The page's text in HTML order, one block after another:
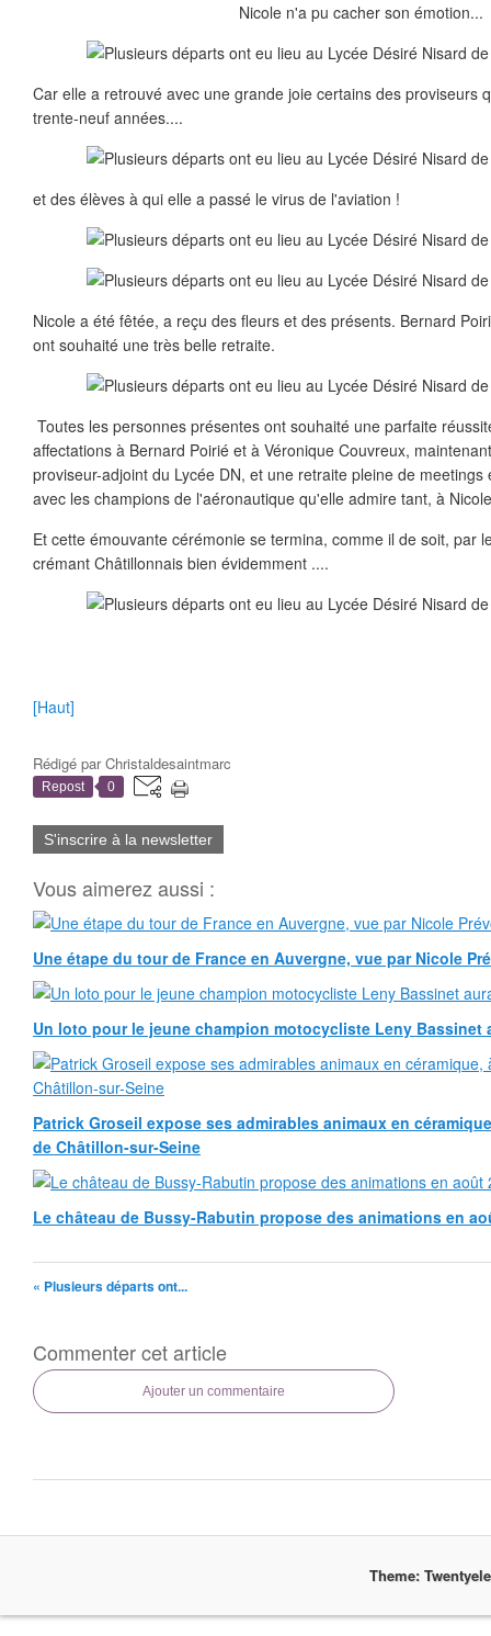
Nicole n'a pu cacher son émotion...
Car elle a retrouvé avec une grande joie certains des proviseurs
trente-neuf années....
et des élèves à qui elle a passé le virus de l'aviation !
Nicole a été fêtée, a reçu des fleurs et des présents. Bernard
ont souhaité une très belle retraite.
Toutes les personnes présentes ont souhaité une parfaite
affectations à Bernard Poirié et à Véronique Couvreux,
proviseur-adjoint du Lycée DN, et une retraite pleine de
avec les champions de l'aéronautique qu'elle admire tant, à
Et cette émouvante cérémonie se termina, comme il de soit, par
crémant Châtillonnais bien évidemment ....
[Haut]
Rédigé parChristaldesaintmarc
Repost 0
S'inscrire à la newsletter
Vous aimerez aussi :
Une étape du tour de France en Auvergne, vue par Nicole
Un loto pour le jeune champion motocycliste Leny Bassinet
Patrick Groseil expose ses admirables animaux en
de Châtillon-sur-Seine
Le château de Bussy-Rabutin propose des animations en
« Plusieurs départs ont...
Commenter cet article
Ajouter un commentaire
Theme: